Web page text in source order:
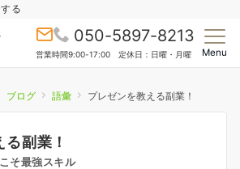
る
050-5897-8213
営業時間9:00-17:00 定休日：日曜・月曜 Menu
ブログ 語彙 プレゼンを教える副業！
副業！
そ最強スキル